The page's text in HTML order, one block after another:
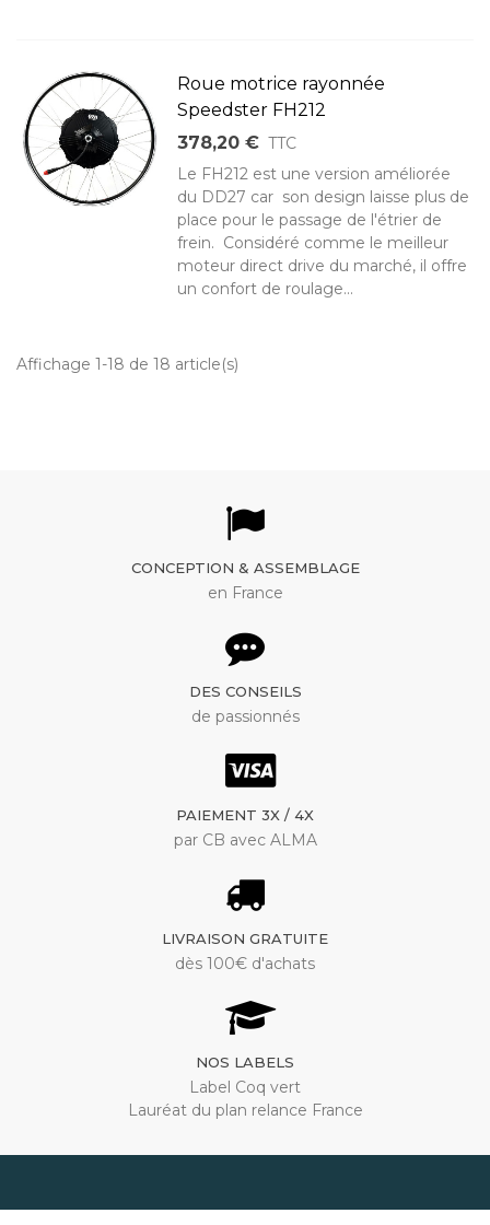
Roue motrice rayonnée
Speedster FH212
378,20 € TTC
Le FH212 est une version améliorée
du DD27 car son design laisse plus de
place pour le passage de l'étrier de
frein. Considéré comme le meilleur
moteur direct drive du marché, il offre
un confort de roulage...
Affichage 1-18 de 18 article(s)
CONCEPTION & ASSEMBLAGE
en France
DES CONSEILS
de passionnés
PAIEMENT 3X / 4X
par CB avec ALMA
LIVRAISON GRATUITE
dès 100€ d'achats
NOS LABELS
Label Coq vert
Lauréat du plan relance France